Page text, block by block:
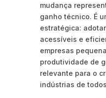
mudança
ganho técnico. É
estratégica:
acessíveis e
empresas
produtividade de
relevante para o
indústrias de